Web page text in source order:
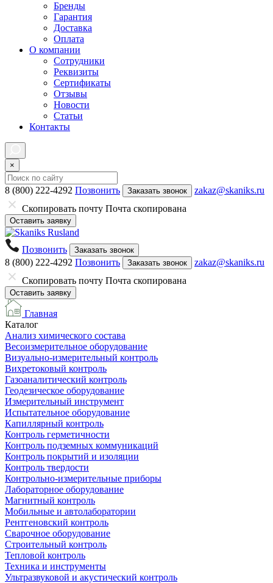
Бренды
Гарантия
Доставка
Оплата
О компании
Сотрудники
Реквизиты
Сертификаты
Отзывы
Новости
Статьи
Контакты
×
8 (800) 222-4292 Позвонить Заказать звонок
zakaz@skaniks.ru
Скопировать почту Почта скопирована
Оставить заявку
Позвонить Заказать звонок
8 (800) 222-4292 Позвонить Заказать звонок
zakaz@skaniks.ru
Скопировать почту Почта скопирована
Оставить заявку
Главная
Каталог
Анализ химического состава
Весоизмерительное оборудование
Визуально-измерительный контроль
Вихретоковый контроль
Газоаналитический контроль
Геодезическое оборудование
Измерительный инструмент
Испытательное оборудование
Капиллярный контроль
Контроль герметичности
Контроль подземных коммуникаций
Контроль покрытий и изоляции
Контроль твердости
Контрольно-измерительные приборы
Лабораторное оборудование
Магнитный контроль
Мобильные и автолаборатории
Рентгеновский контроль
Сварочное оборудование
Строительный контроль
Тепловой контроль
Техника и инструменты
Ультразвуковой и акустический контроль